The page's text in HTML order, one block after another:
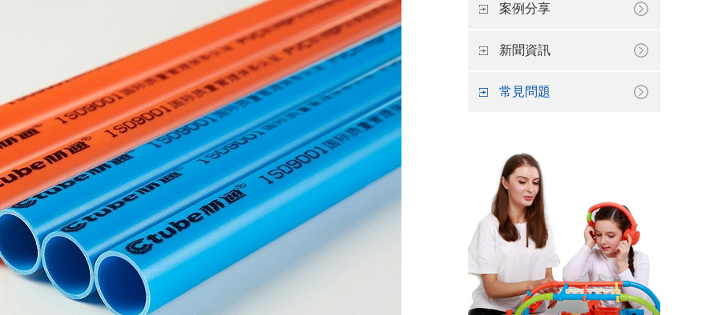
案例分享
新聞資訊
常見問題